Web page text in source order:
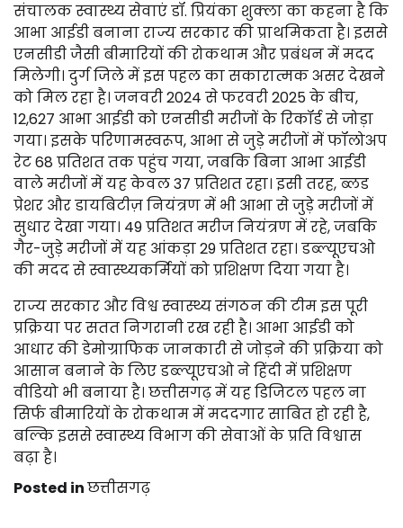
संचालक स्वास्थ्य सेवाएं डॉ. प्रियंका शुक्ला का कहना है कि
आभा आईडी बनाना राज्य सरकार की प्राथमिकता है। इससे
एनसीडी जैसी बीमारियों की रोकथाम और प्रबंधन में मदद
मिलेगी। दुर्ग जिले में इस पहल का सकारात्मक असर देखने
को मिल रहा है। जनवरी 2024 से फरवरी 2025 के बीच,
12,627 आभा आईडी को एनसीडी मरीजों के रिकॉर्ड से जोड़ा
गया। इसके परिणामस्वरूप, आभा से जुड़े मरीजों में फॉलोअप
रेट 68 प्रतिशत तक पहुंच गया, जबकि बिना आभा आईडी
वाले मरीजों में यह केवल 37 प्रतिशत रहा। इसी तरह, ब्लड
प्रेशर और डायबिटीज़ नियंत्रण में भी आभा से जुड़े मरीजों में
सुधार देखा गया। 49 प्रतिशत मरीज नियंत्रण में रहे, जबकि
गैर-जुड़े मरीजों में यह आंकड़ा 29 प्रतिशत रहा। डब्ल्यूएचओ
की मदद से स्वास्थ्यकर्मियों को प्रशिक्षण दिया गया है।
राज्य सरकार और विश्व स्वास्थ्य संगठन की टीम इस पूरी
प्रक्रिया पर सतत निगरानी रख रही है। आभा आईडी को
आधार की डेमोग्राफिक जानकारी से जोड़ने की प्रक्रिया को
आसान बनाने के लिए डब्ल्यूएचओ ने हिंदी में प्रशिक्षण
वीडियो भी बनाया है। छत्तीसगढ़ में यह डिजिटल पहल ना
सिर्फ बीमारियों के रोकथाम में मददगार साबित हो रही है,
बल्कि इससे स्वास्थ्य विभाग की सेवाओं के प्रति विश्वास
बढ़ा है।
Posted inछत्तीसगढ़